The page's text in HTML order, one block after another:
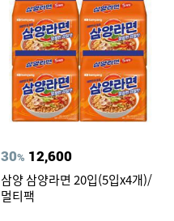
30% 12,600
삼양 삼양라면 20입(5입x4개)/
멀티팩